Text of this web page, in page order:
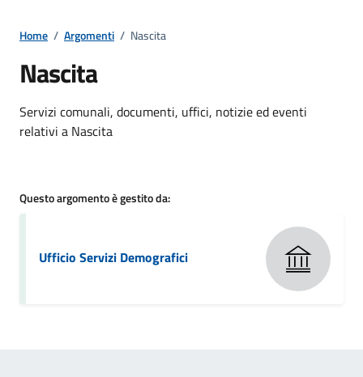
Home / Argomenti / Nascita
Nascita
Dettagli della notizia
Servizi comunali, documenti, uffici, notizie ed eventi
relativi a Nascita
Questo argomento è gestito da:
Ufficio Servizi Demografici